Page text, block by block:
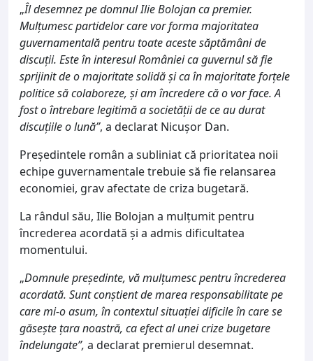
„Îl desemnez pe domnul Ilie Bolojan ca premier.
Mulțumesc partidelor care vor forma majoritatea
guvernamentală pentru toate aceste săptămâni de
discuții. Este în interesul României ca guvernul să fie
sprijinit de o majoritate solidă și ca în majoritate forțele
politice să colaboreze, și am încredere că o vor face. A
fost o întrebare legitimă a societății de ce au durat
discuțiile o lună”, a declarat Nicușor Dan.
Președintele român a subliniat că prioritatea noii
echipe guvernamentale trebuie să fie relansarea
economiei, grav afectate de criza bugetară.
La rândul său, Ilie Bolojan a mulțumit pentru
încrederea acordată și a admis dificultatea
momentului.
„Domnule președinte, vă mulțumesc pentru încrederea
acordată. Sunt conștient de marea responsabilitate pe
care mi-o asum, în contextul situației dificile în care se
găsește țara noastră, ca efect al unei crize bugetare
îndelungate”, a declarat premierul desemnat.